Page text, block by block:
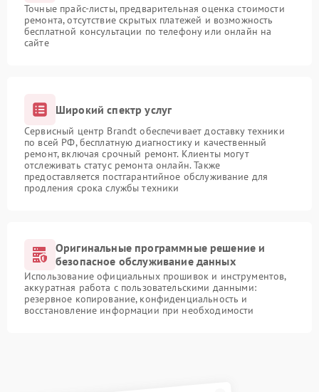
Точные прайс-листы, предварительная оценка стоимости
ремонта, отсутствие скрытых платежей и возможность
бесплатной консультации по телефону или онлайн на
сайте
Широкий спектр услуг
Сервисный центр Brandt обеспечивает доставку техники
по всей РФ, бесплатную диагностику и качественный
ремонт, включая срочный ремонт. Клиенты могут
отслеживать статус ремонта онлайн. Также
предоставляется постгарантийное обслуживание для
продления срока службы техники
Оригинальные программные решение и
безопасное обслуживание данных
Использование официальных прошивок и инструментов,
аккуратная работа с пользовательскими данными:
резервное копирование, конфиденциальность и
восстановление информации при необходимости